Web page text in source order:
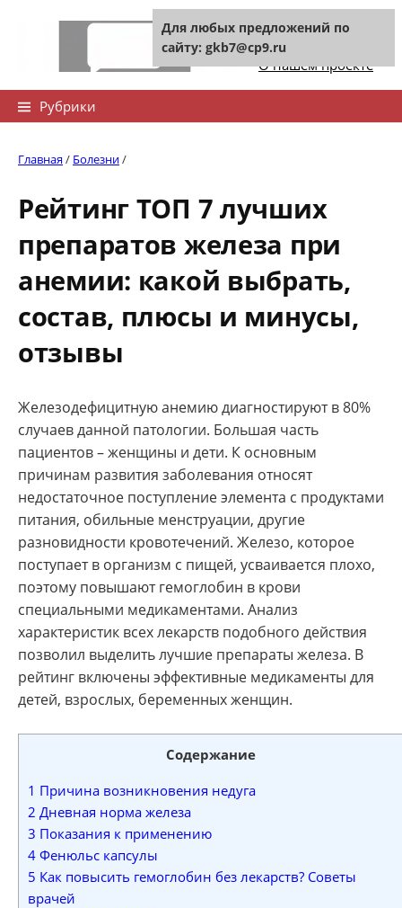
Контакты сайта
О нашем проекте
Рубрики
Главная/ Болезни/
Рейтинг ТОП 7 лучших
препаратов железа при
анемии: какой выбрать,
состав, плюсы и минусы,
отзывы
Железодефицитную анемию диагностируют в 80%
случаев данной патологии. Большая часть
пациентов – женщины и дети. К основным
причинам развития заболевания относят
недостаточное поступление элемента с продуктами
питания, обильные менструации, другие
разновидности кровотечений. Железо, которое
поступает в организм с пищей, усваивается плохо,
поэтому повышают гемоглобин в крови
специальными медикаментами. Анализ
характеристик всех лекарств подобного действия
позволил выделить лучшие препараты железа. В
рейтинг включены эффективные медикаменты для
детей, взрослых, беременных женщин.
Содержание
1 Причина возникновения недуга
2 Дневная норма железа
3 Показания к применению
4 Фенюльс капсулы
5 Как повысить гемоглобин без лекарств? Советы
врачей
Для любых предложений по
сайту: gkb7@cp9.ru